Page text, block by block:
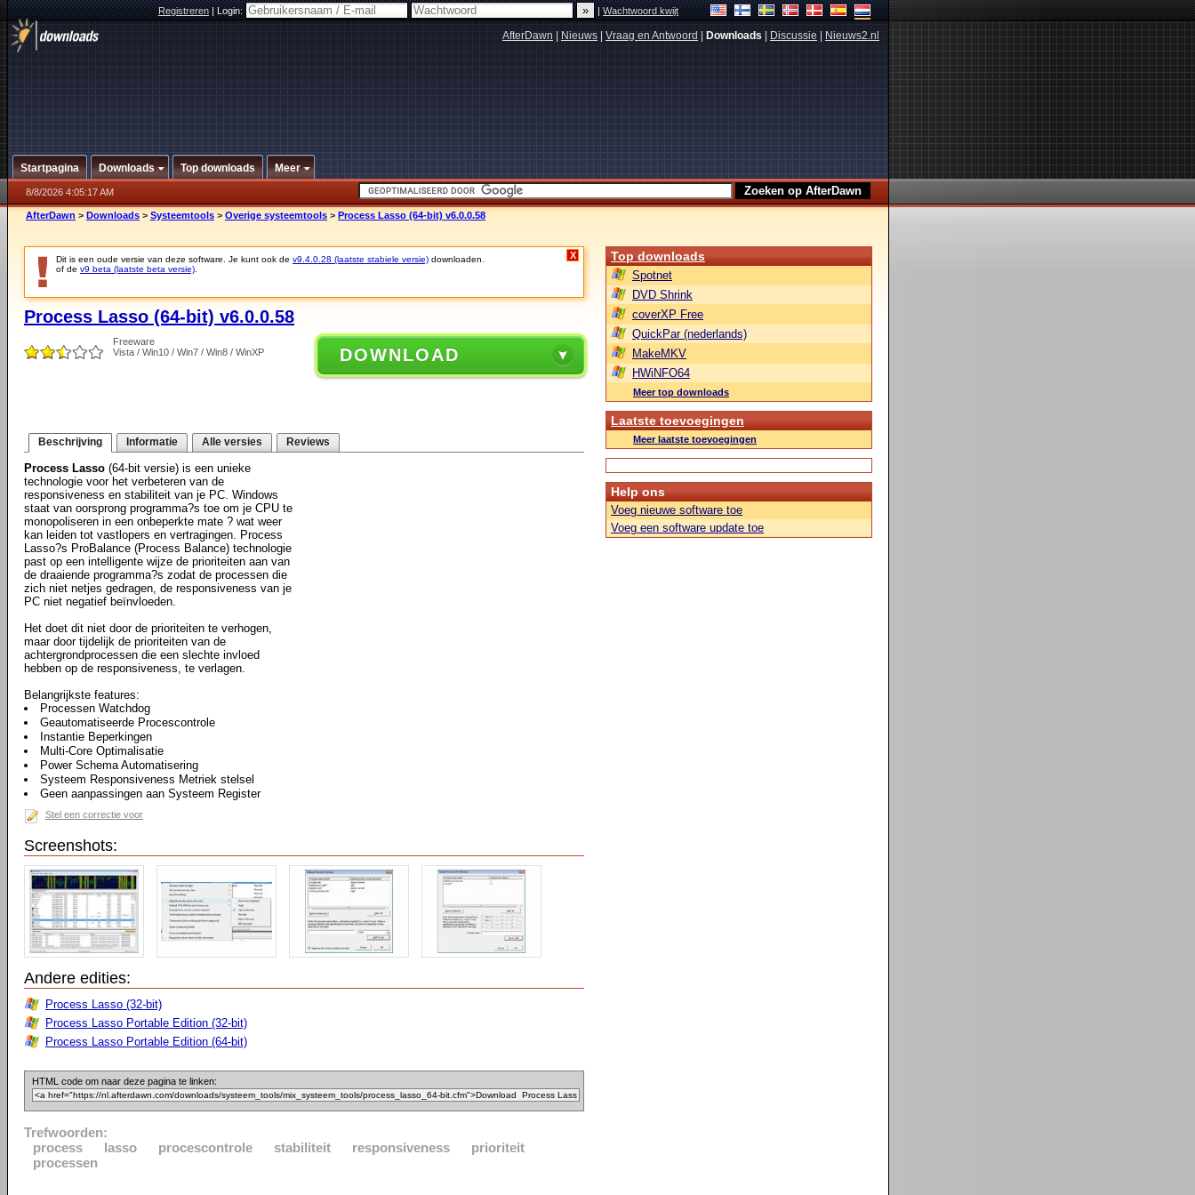
Registreren|Login: |Wachtwoord kwijt
AfterDawn Nieuws Vraag en Antwoord Downloads Discussie Nieuws2.nl
Startpagina Downloads Top downloads Meer
8/8/2026 4:05:17 AM
AfterDawn > Downloads > Systeemtools > Overige systeemtools > Process Lasso (64-bit) v6.0.0.58
Dit is een oude versie van deze software. Je kunt ook de v9.4.0.28 (laatste stabiele versie) downloaden.
of de v9 beta (laatste beta versie)
X
Process Lasso (64-bit) v6.0.0.58
Freeware
Vista / Win10 / Win7 / Win8 / WinXP
DOWNLOAD
Beschrijving Informatie Alle versies Reviews
Process Lasso (64-bit versie) is een unieke
technologie voor het verbeteren van de
responsiveness en stabiliteit van je PC. Windows
staat van oorsprong programma?s toe om je CPU te
monopoliseren in een onbeperkte mate ? wat weer
kan leiden tot vastlopers en vertragingen. Process
Lasso?s ProBalance (Process Balance) technologie
past op een intelligente wijze de prioriteiten aan van
de draaiende programma?s zodat de processen die
zich niet netjes gedragen, de responsiveness van je
PC niet negatief beïnvloeden.
Het doet dit niet door de prioriteiten te verhogen,
maar door tijdelijk de prioriteiten van de
achtergrondprocessen die een slechte invloed
hebben op de responsiveness, te verlagen.
Belangrijkste features:
Processen Watchdog
Geautomatiseerde Procescontrole
Instantie Beperkingen
Multi-Core Optimalisatie
Power Schema Automatisering
Systeem Responsiveness Metriek stelsel
Geen aanpassingen aan Systeem Register
Stel een correctie voor
Screenshots:
Andere edities:
Process Lasso (32-bit)
Process Lasso Portable Edition (32-bit)
Process Lasso Portable Edition (64-bit)
HTML code om naar deze pagina te linken:
Trefwoorden:
process
lasso procescontrole stabiliteit responsiveness
prioriteit
processen
Top downloads
Spotnet
DVD Shrink
coverXP Free
QuickPar (nederlands)
MakeMKV
HWiNFO64
Meer top downloads
Laatste toevoegingen
Meer laatste toevoegingen
Help ons
Voeg nieuwe software toe
Voeg een software update toe